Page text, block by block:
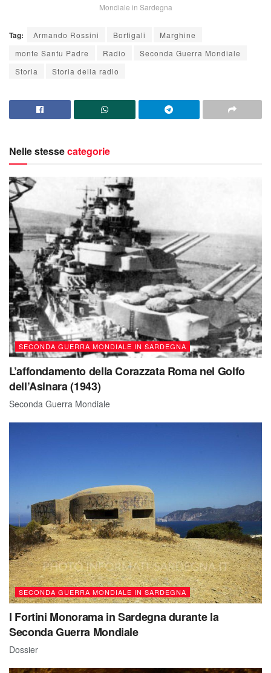
Mondiale in Sardegna
Tag: Armando Rossini Bortigali
Marghine
monte Santu Padre
Radio
Seconda Guerra Mondiale
Storia
Storia della radio
Nelle stessecategorie
SECONDA GUERRA MONDIALE IN SARDEGNA
L’affondamento della Corazzata Roma nel Golfo
dell’Asinara (1943)
Seconda Guerra Mondiale
SECONDA GUERRA MONDIALE IN SARDEGNA
I Fortini Monorama in Sardegna durante la
Seconda Guerra Mondiale
Dossier